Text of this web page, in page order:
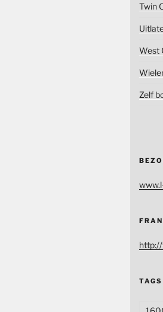
Twin
West
Zelf
TAGS